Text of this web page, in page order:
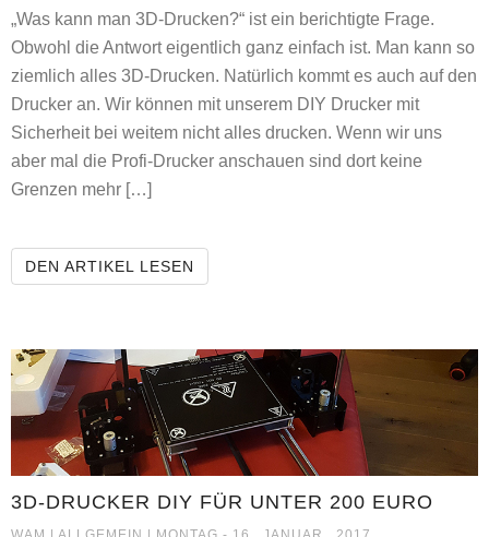
„Was kann man 3D-Drucken?“ ist ein berichtigte Frage.
Obwohl die Antwort eigentlich ganz einfach ist. Man kann so
ziemlich alles 3D-Drucken. Natürlich kommt es auch auf den
Drucker an. Wir können mit unserem DIY Drucker mit
Sicherheit bei weitem nicht alles drucken. Wenn wir uns
aber mal die Profi-Drucker anschauen sind dort keine
Grenzen mehr […]
DEN ARTIKEL LESEN
3D-DRUCKER DIY FÜR UNTER 200 EURO
3D-DRUCKER DIY FÜR UNTER 200 EURO